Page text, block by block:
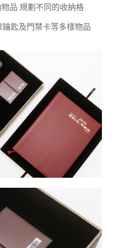
品 規劃不同的收納格
匙及門禁卡等多樣物品